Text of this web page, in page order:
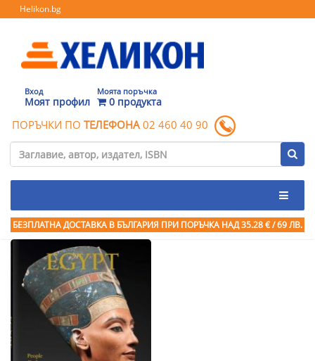
Helikon.bg
Вход
Моят профил
Моята поръчка
0 продукта
ПОРЪЧКИ ПО ТЕЛЕФОНА 02 460 40 90
БЕЗПЛАТНА ДОСТАВКА В БЪЛГАРИЯ ПРИ ПОРЪЧКА НАД 35.28 € / 69 ЛВ.